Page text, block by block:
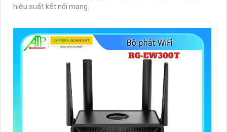
hiệu suất kết nối mạng.